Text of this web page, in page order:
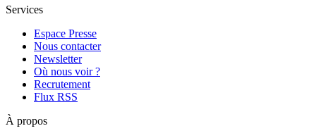
Services
Espace Presse
Nous contacter
Newsletter
Où nous voir ?
Recrutement
Flux RSS
À propos